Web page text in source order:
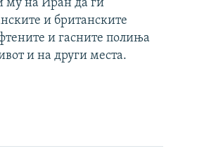
му на Иран да ги
и британските
и гасните полиња
и на други места.